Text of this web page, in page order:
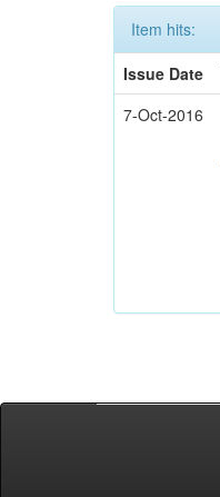
Item hits:
Issue Date
7-Oct-2016